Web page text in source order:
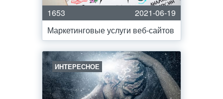
1653
2021-06-19
Маркетинговые услуги веб-сайтов
ИНТЕРЕСНОЕ